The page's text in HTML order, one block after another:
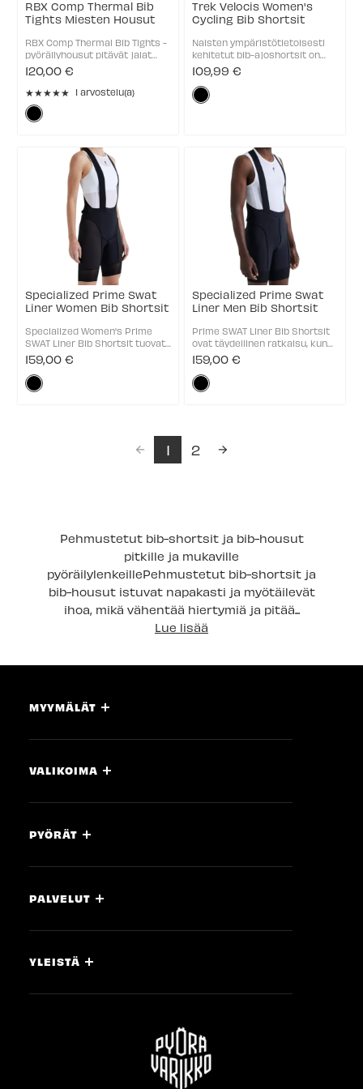
RBX Comp Thermal Bib
Tights Miesten Housut
RBX Comp Thermal Bib Tights -
pyöräilyhousut pitävät jalat
lämpiminä viileinä päivinä.
Mukavuuden huipentamiseksi
olemme käyttäneet Body
Geometry 3D Contour Chamois
-istuinpohjaa, jossa on
120,00 €
★★★★★
Rating: 5 out of 5 stars
1 arvostelu(a)
Väri:
Musta
Trek Velocis Women's
Cycling Bib Shortsit
Naisten ympäristötietoisesti
kehitetut bib-ajoshortsit on
valmistettu ylellisistä
kompressiomateriaaleista,
jotka tarjoavat mukavuutta
pitkien ja kovien ajolenkkien
109,99 €
Väri:
Musta
Specialized Prime Swat
Liner Women Bib Shortsit
Specialized Women's Prime
SWAT Liner Bib Shortsit tuovat
nerokkaan säilytysratkaisun
polkuajoon. Kolme takataskua
kuljettavat tärkeimmät
varusteet huomaamattomasti
159,00 €
Väri:
Musta
Specialized Prime Swat
Liner Men Bib Shortsit
Prime SWAT Liner Bib Shortsit
ovat täydellinen ratkaisu, kun
haluat tavarat mukaan ilman
reppua. Ne on suunniteltu
istumaan kivasti Trail-
shortsien tai -housujen alla, ja
159,00 €
Väri:
Musta
1 2
Pehmustetut bib-shortsit ja bib-housut
pitkille ja mukaville
pyöräilylenkeillePehmustetut bib-shortsit ja
bib-housut istuvat napakasti ja myötäilevät
ihoa, mikä vähentää hiertymiä ja pitää...
Lue lisää
MYYMÄLÄT
VALIKOIMA
PYÖRÄT
PALVELUT
YLEISTÄ